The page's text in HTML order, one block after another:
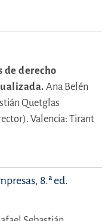
de derecho
Ana Belén
Quetglas
Valencia: Tirant
8.ª ed.